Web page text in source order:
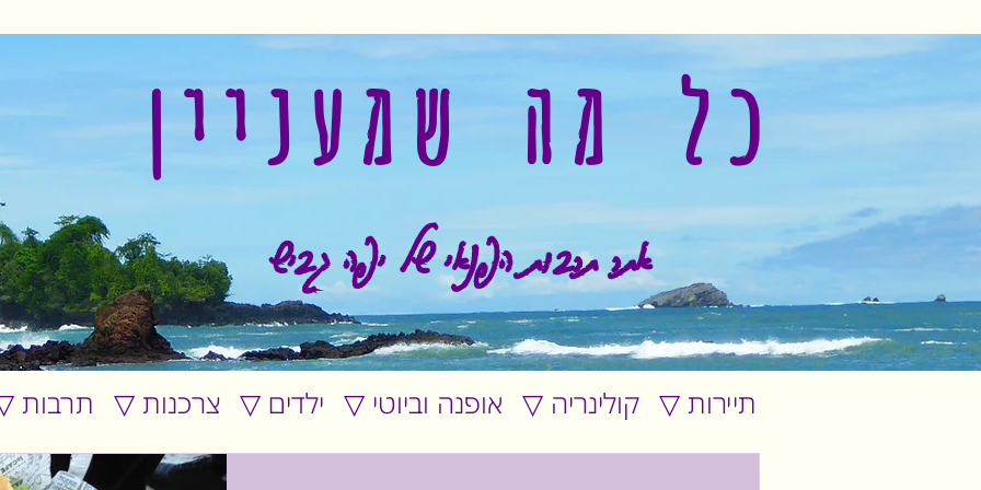
כל מה שמעניין
אתר תרבות הפנאי של יפה גביש
▽ תרבות ▽ צרכנות ▽ ילדים ▽ אופנה וביוטי ▽ קולינריה ▽ תיירות